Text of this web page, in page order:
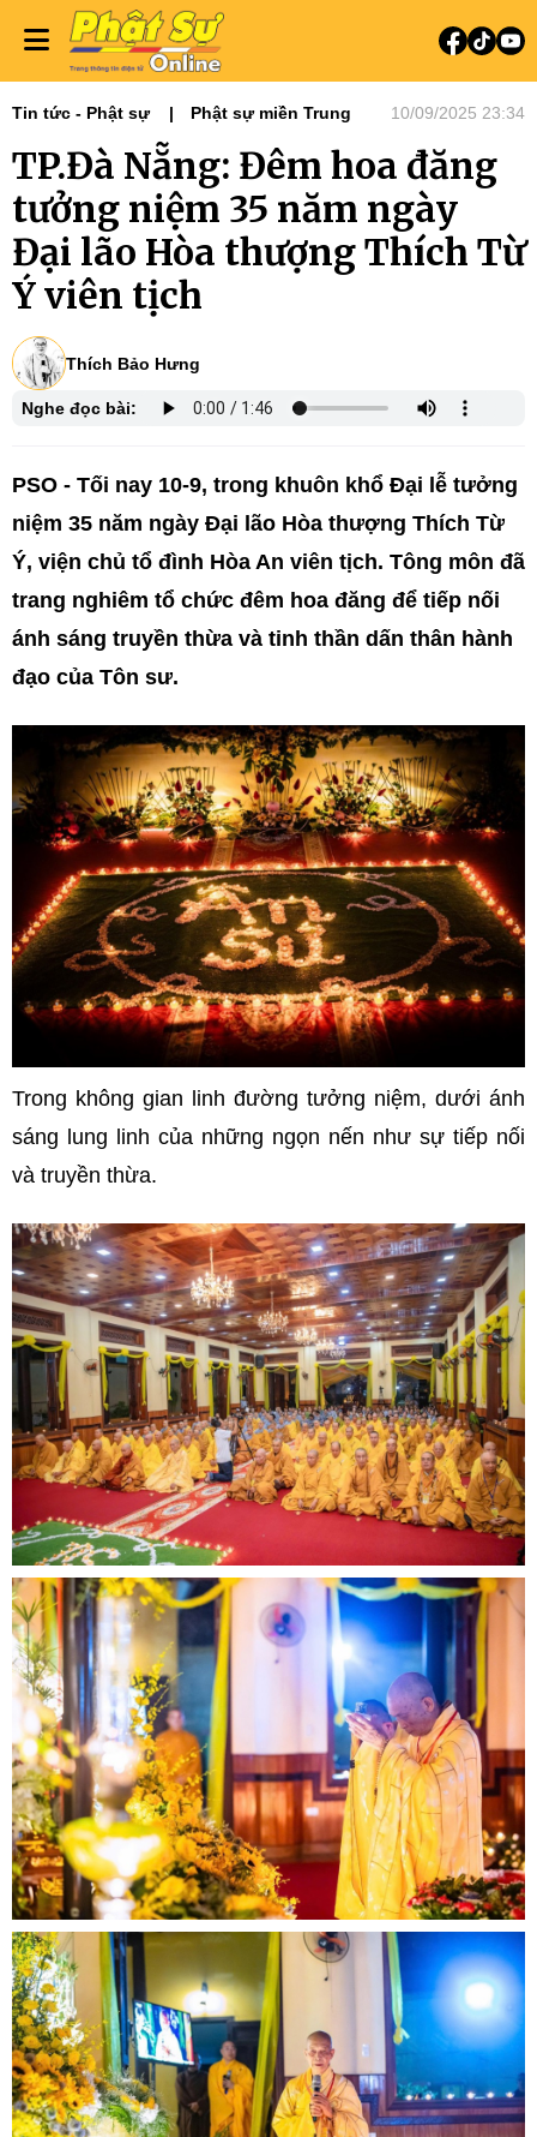
Tin tức - Phật sự Phật sự miền Trung 10/09/2025 23:34
TP.Đà Nẵng: Đêm hoa đăng
tưởng niệm 35 năm ngày
Đại lão Hòa thượng Thích Từ
Ý viên tịch
Thích Bảo Hưng
Nghe đọc bài:
PSO - Tối nay 10-9, trong khuôn khổ Đại lễ tưởng
niệm 35 năm ngày Đại lão Hòa thượng Thích Từ
Ý, viện chủ tổ đình Hòa An viên tịch. Tông môn đã
trang nghiêm tổ chức đêm hoa đăng để tiếp nối
ánh sáng truyền thừa và tinh thần dấn thân hành
đạo của Tôn sư.
Trong không gian linh đường tưởng niệm, dưới ánh
sáng lung linh của những ngọn nến như sự tiếp nối
và truyền thừa.